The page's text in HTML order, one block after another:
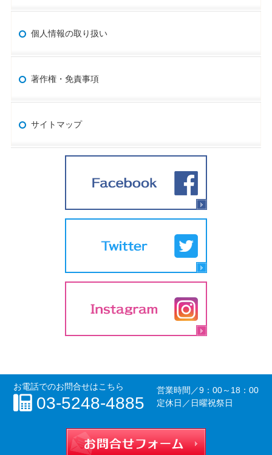
個人情報の取り扱い
著作権・免責事項
サイトマップ
お電話でのお問合せはこちら
03-5248-4885
営業時間／9：00～18：00
定休日／日曜祝祭日